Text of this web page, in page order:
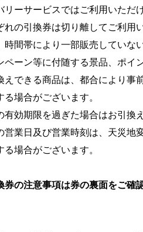
リーサービスではご利用いただ
れの引換券は切り離してご利用
時間帯により一部販売していな
ペーン等に付随する景品、ポイ
えできる商品は、都合により事
場合がございます。
有効期限を過ぎた場合はお引換
営業日及び営業時刻は、天災地
場合がございます。
の注意事項は券の裏面をご確